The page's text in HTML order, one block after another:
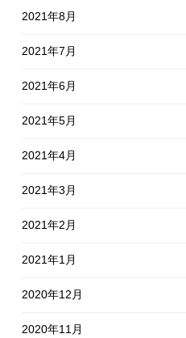
2021年8月
2021年7月
2021年6月
2021年5月
2021年4月
2021年3月
2021年2月
2021年1月
2020年12月
2020年11月